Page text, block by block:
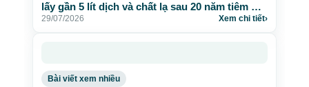
lấy gần 5 lít dịch và chất lạ sau 20 năm tiêm mỡ
nhân tạo
29/07/2026 Xem chi tiết›
Bài viết xem nhiều